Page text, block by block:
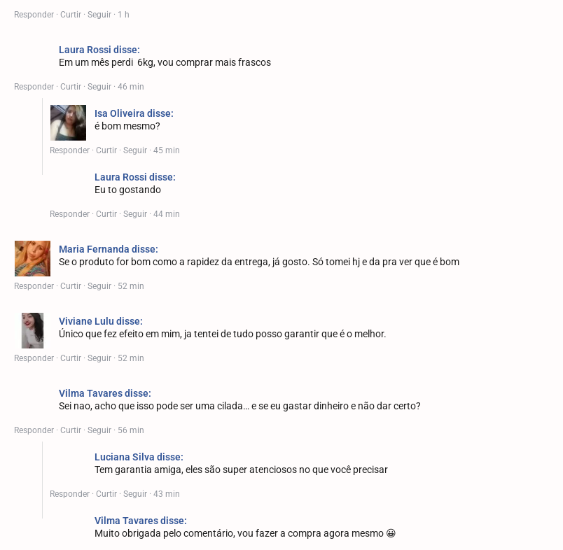
Responder · Curtir · Seguir · 1 h
Laura Rossi disse:
Em um mês perdi 6kg, vou comprar mais frascos
Responder · Curtir · Seguir · 46 min
Isa Oliveira disse:
é bom mesmo?
Responder · Curtir · Seguir · 45 min
Laura Rossi disse:
Eu to gostando
Responder · Curtir · Seguir · 44 min
Maria Fernanda disse:
Se o produto for bom como a rapidez da entrega, já gosto. Só tomei hj e da pra ver que é bom
Responder · Curtir · Seguir · 52 min
Viviane Lulu disse:
Único que fez efeito em mim, ja tentei de tudo posso garantir que é o melhor.
Responder · Curtir · Seguir · 52 min
Vilma Tavares disse:
Sei nao, acho que isso pode ser uma cilada… e se eu gastar dinheiro e não dar certo?
Responder · Curtir · Seguir · 56 min
Luciana Silva disse:
Tem garantia amiga, eles são super atenciosos no que você precisar
Responder · Curtir · Seguir · 43 min
Vilma Tavares disse:
Muito obrigada pelo comentário, vou fazer a compra agora mesmo 😀